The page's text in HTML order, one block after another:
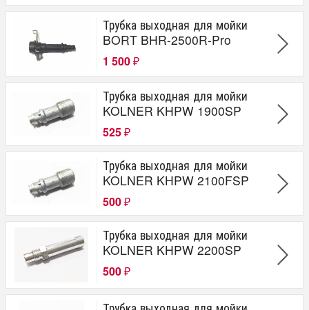
Трубка выходная для мойки
BORT BHR-2500R-Pro
1 500 ₽
Трубка выходная для мойки
KOLNER KHPW 1900SP
525 ₽
Трубка выходная для мойки
KOLNER KHPW 2100FSP
500 ₽
Трубка выходная для мойки
KOLNER KHPW 2200SP
500 ₽